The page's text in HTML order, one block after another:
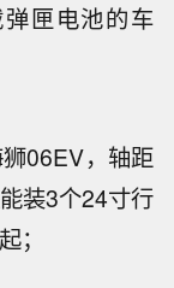
匣电池的车
06EV，轴距
装3个24寸行
；